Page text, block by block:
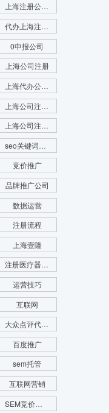
上海注册公司代办
代办上海注册公司
0申报公司
上海公司注册
上海代办公司注册
上海公司注册查询
上海公司注册流程
seo关键词优化
竞价推广
品牌推广公司
数据运营
注册流程
上海壹隆
注册医疗器械公司电话
运营技巧
互联网
大众点评代运营
百度推广
sem托管
互联网营销
SEM竞价、SEM竞价排名、网站排名